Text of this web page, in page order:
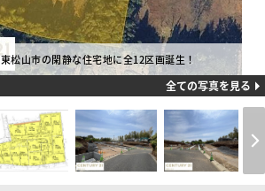
松山市の閑静な住宅地に全12区画誕生！
全ての写真を見る